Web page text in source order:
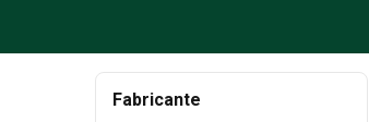
Fabricante